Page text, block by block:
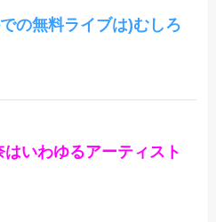
の無料ライブは)むしろ
はいわゆるアーティスト